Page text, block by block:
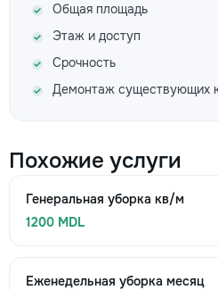
Общая площадь
Этаж и доступ
Срочность
Демонтаж существующих
Похожие услуги
Генеральная уборка кв/м
1200 MDL
Еженедельная уборка месяц